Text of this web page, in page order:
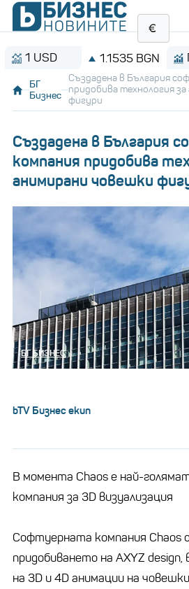
1.1535 BGN
БГ
Бизнес
Създадена в България
придобива технология
фигури
Създадена в България
компания придобива
анимирани човешки
БГ БИЗНЕС
bTV Бизнес екип
В момeнта Chaos е най-
компания за 3D визуализация
Софтуерната компания Chaos
придобиването на AXYZ
на 3D и 4D анимации на